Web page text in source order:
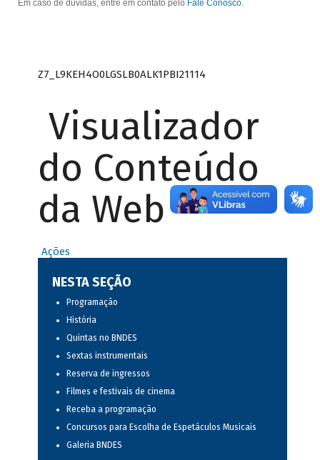
Em caso de dúvidas, entre em contato pelo Fale Conosco.
Z7_L9KEH4O0LGSLB0ALK1PBI21114
Visualizador
do Conteúdo
da Web
Ações
NESTA SEÇÃO
Programação
História
Quintas no BNDES
Sextas instrumentais
Reserva de ingressos
Filmes e festivais de cinema
Receba a programação
Concursos para Escolha de Espetáculos Musicais
Galeria BNDES